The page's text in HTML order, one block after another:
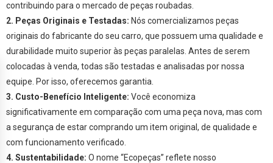
contribuindo para o mercado de peças roubadas.
2. Peças Originais e Testadas: Nós comercializamos peças
originais do fabricante do seu carro, que possuem uma qualidade e
durabilidade muito superior às peças paralelas. Antes de serem
colocadas à venda, todas são testadas e analisadas por nossa
equipe. Por isso, oferecemos garantia.
3. Custo-Benefício Inteligente: Você economiza
significativamente em comparação com uma peça nova, mas com
a segurança de estar comprando um item original, de qualidade e
com funcionamento verificado.
4. Sustentabilidade: O nome “Ecopeças” reflete nosso